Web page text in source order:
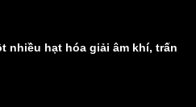
nhiều hạt hóa giải âm khí, trấn